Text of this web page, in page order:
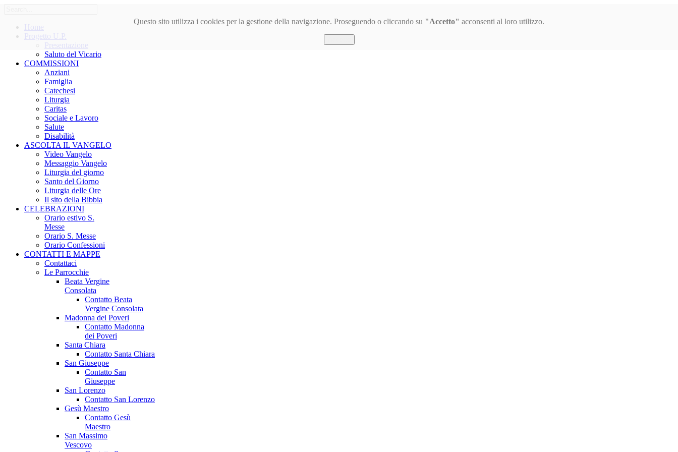
Questo sito utilizza i cookies per la gestione della navigazione. Proseguendo o cliccando su "Accetto" acconsenti al loro utilizzo.
Home
Progetto U.P.
Presentazione
Saluto del Vicario
COMMISSIONI
Anziani
Famiglia
Catechesi
Liturgia
Caritas
Sociale e Lavoro
Salute
Disabilità
ASCOLTA IL VANGELO
Video Vangelo
Messaggio Vangelo
Liturgia del giorno
Santo del Giorno
Liturgia delle Ore
Il sito della Bibbia
CELEBRAZIONI
Orario estivo S.
Messe
Orario S. Messe
Orario Confessioni
CONTATTI E MAPPE
Contattaci
Le Parrocchie
Beata Vergine
Consolata
Contatto Beata
Vergine Consolata
Madonna dei Poveri
Contatto Madonna
dei Poveri
Santa Chiara
Contatto Santa Chiara
San Giuseppe
Contatto San
Giuseppe
San Lorenzo
Contatto San Lorenzo
Gesù Maestro
Contatto Gesù
Maestro
San Massimo
Vescovo